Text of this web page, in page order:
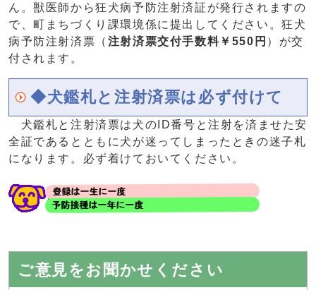
ん。獣医師から狂犬病予防注射済証が発行されますの
で、町まちづくり課環境係に提出してください。狂犬
病予防注射済票（ 注射済票交付手数料￥550円 ）が交
付されます。
◆犬鑑札と注射済票は必ず付けて
犬鑑札と注射済票は犬のID番号と注射を済ませた安
全証であるとともに犬が迷ってしまったときの迷子札
になります。必ず着けておいてください。
ご意見をお聞かせください